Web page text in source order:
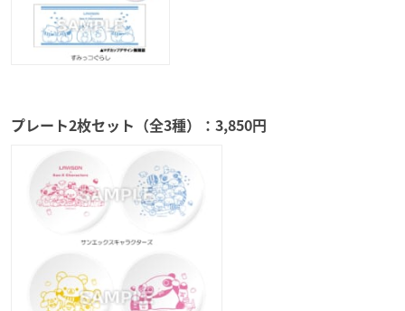
プレート2枚セット（全3種）：3,850円